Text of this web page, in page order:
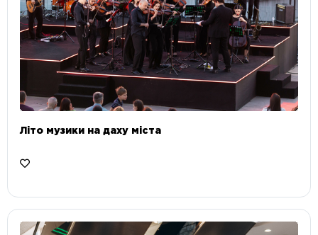
Літо музики на даху міста